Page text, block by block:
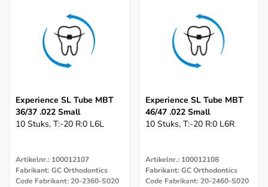
Experience SL Tube MBT
36/37 .022 Small
10 Stuks, T:-20 R:0 L6L
Artikelnr.: 100012107
Fabrikant: GC Orthodontics
Code Fabrikant: 20-2360-S020
Experience SL Tube MBT
46/47 .022 Small
10 Stuks, T:-20 R:0 L6R
Artikelnr.: 100012108
Fabrikant: GC Orthodontics
Code Fabrikant: 20-2460-S020